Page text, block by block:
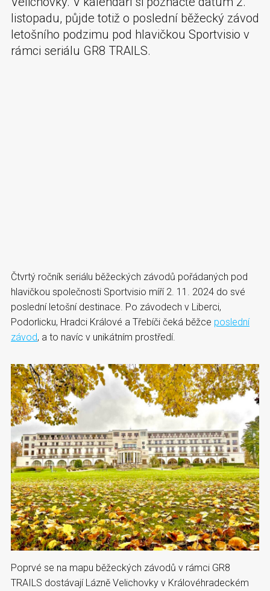
listopadu, půjde totiž o poslední běžecký závod
letošního podzimu pod hlavičkou Sportvisio v
rámci seriálu GR8 TRAILS.
Čtvrtý ročník seriálu běžeckých závodů pořádaných pod
hlavičkou společnosti Sportvisio míří 2. 11. 2024 do své
poslední letošní destinace. Po závodech v Liberci,
Podorlicku, Hradci Králové a Třebíči čeká běžce poslední
závod, a to navíc v unikátním prostředí.
Poprvé se na mapu běžeckých závodů v rámci GR8
TRAILS dostávají Lázně Velichovky v Královéhradeckém